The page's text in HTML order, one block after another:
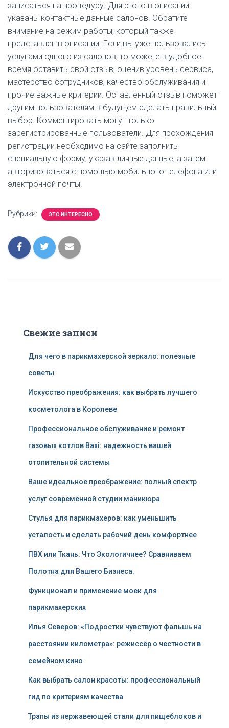
записаться на процедуру. Для этого в описании
указаны контактные данные салонов. Обратите
внимание на режим работы, который также
представлен в описании. Если вы уже пользовались
услугами одного из салонов, то можете в удобное
время оставить свой отзыв, оценив уровень сервиса,
мастерство сотрудников, качество обслуживания и
прочие важные критерии. Оставленный отзыв поможет
другим пользователям в будущем сделать правильный
выбор. Комментировать могут только
зарегистрированные пользователи. Для прохождения
регистрации необходимо на сайте заполнить
специальную форму, указав личные данные, а затем
авторизоваться с помощью мобильного телефона или
электронной почты.
Рубрики: ЭТО ИНТЕРЕСНО
Свежие записи
Для чего в парикмахерской зеркало: полезные
советы
Искусство преображения: как выбрать лучшего
косметолога в Королеве
Профессиональное обслуживание и ремонт
газовых котлов Baxi: надежность вашей
отопительной системы
Ваше идеальное преображение: полный спектр
услуг современной студии маникюра
Стулья для парикмахеров: как уменьшить
усталость и сделать рабочий день комфортнее
ПВХ или Ткань: Что Экологичнее? Сравниваем
Полотна для Вашего Бизнеса.
Функционал и применение моек для
парикмахерских
Илья Северов: «Подростки чувствуют фальшь на
расстоянии километра»: режиссёр о честности в
семейном кино
Как выбрать салон красоты: профессиональный
гид по критериям качества
Трапы из нержавеющей стали для пищеблоков и